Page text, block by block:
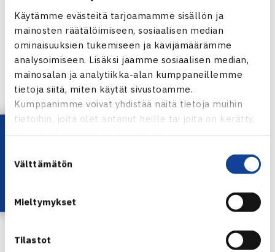
Käytämme evästeitä tarjoamamme sisällön ja
mainosten räätälöimiseen, sosiaalisen median
ominaisuuksien tukemiseen ja kävijämäärämme
analysoimiseen. Lisäksi jaamme sosiaalisen median,
mainosalan ja analytiikka-alan kumppaneillemme
tietoja siitä, miten käytät sivustoamme.
Kumppanimme voivat yhdistää näitä tietoja muihin
tietoihin, joita olet antanut heille tai joita on kerätty,
kun olet käyttänyt heidän palvelujaan.
valinta
Välttämätön
Mieltymykset
Tilastot
tarvittaessa joukkue sulkea sarjasta.
Sarjasta luopuminen
Jos seura jättää ilmoittamatta luopumisestaan
sarjapaikasta 9.5.2011 mennessä on maksettava
luopumissakko SM-liigassa 170 e ja muilla tasoilla 85 e.
SM-liiga naiset 320 e, divisioonat 70 e ja juniorisarjat
seuroilta kesäkuussa.
Tasoluettelo ulkopelikaudelle julkaistaan toukokuussa
Lataa OmaTennis!